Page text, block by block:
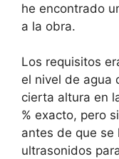
he encontrado
a la obra.
Los requisitos
el nivel de agua
cierta altura en
% exacto, pero
antes de que se
ultrasonidos